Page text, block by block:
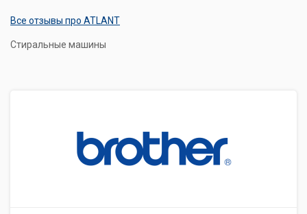
Все отзывы про ATLANT
Стиральные машины